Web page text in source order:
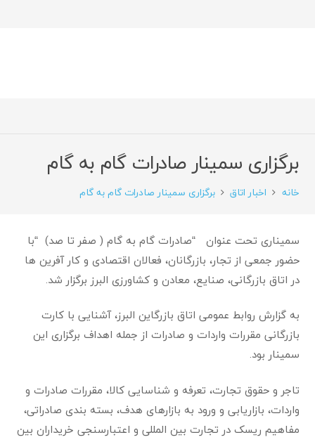
برگزاری سمینار صادرات گام به گام
خانه اخبار اتاق برگزاری سمینار صادرات گام به گام
سمیناری تحت عنوان “صادرات گام به گام ( صفر تا صد) “با
حضور جمعی از تجار، بازرگانان، فعالان اقتصادی و کار آفرین ها
در اتاق بازرگانی، صنایع، معادن و کشاورزی البرز برگزار شد.
به گزارش روابط عمومی اتاق بازرگاین البرز، آشنایی با کارت
بازرگانی مقررات واردات و صادرات از جمله اهداف برگزاری این
سمینار بود.
تاجر و حقوق تجارت، تعرفه و شناسایی کالا، مقررات صادرات و
واردات، بازاریابی و ورود به بازارهای هدف، بسته بندی صادراتی،
مفاهیم ریسک در تجارت بین المللی و اعتبارسنجی خریداران بین